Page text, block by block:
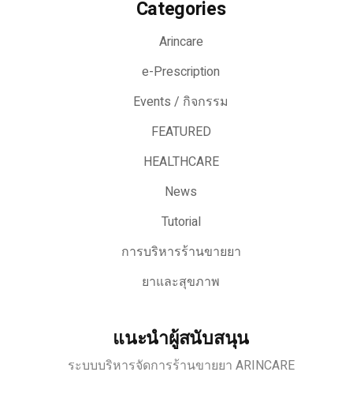
Categories
Arincare
e-Prescription
Events / กิจกรรม
FEATURED
HEALTHCARE
News
Tutorial
การบริหารร้านขายยา
ยาและสุขภาพ
แนะนำผู้สนับสนุน
ระบบบริหารจัดการร้านขายยา ARINCARE